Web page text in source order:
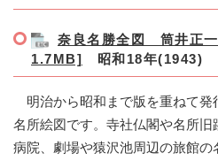
奈良名勝全図 筒井正
1.7MB] 昭和18年(1943)
明治から昭和まで版を重ねて発
名所絵図です。寺社仏閣や名所旧
病院、劇場や猿沢池周辺の旅館の